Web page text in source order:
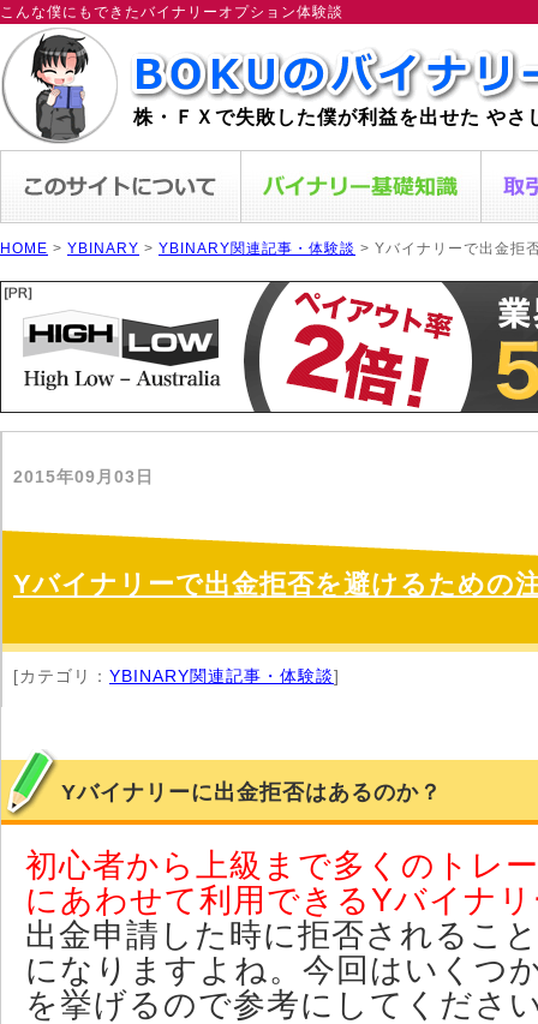
こんな僕にもできたバイナリーオプション体験談
株・ＦＸで失敗した僕が利益を出せた やさ
HOME > YBINARY > YBINARY関連記事・体験談 > Yバイナリーで出金拒
2015年09月03日
Yバイナリーで出金拒否を避けるための
[カテゴリ： YBINARY関連記事・体験談]
Yバイナリーに出金拒否はあるのか？
初心者から上級まで多くのトレ
にあわせて利用できるYバイナ
出金申請した時に拒否されるこ
になりますよね。今回はいくつ
を挙げるので参考にしてくださ